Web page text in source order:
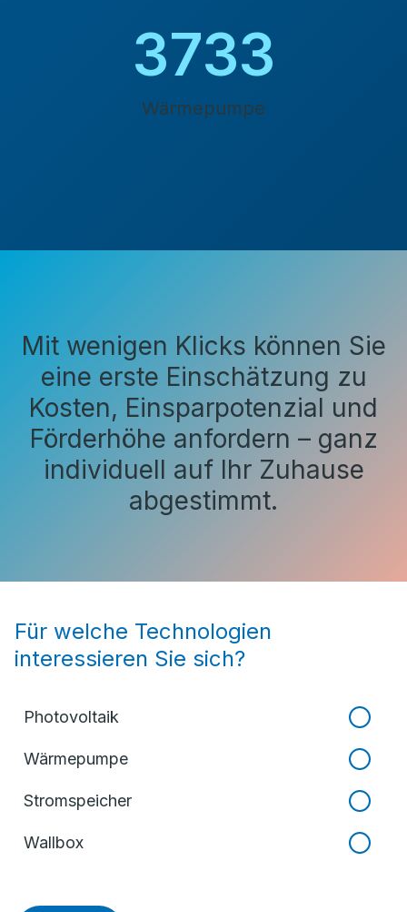
4200
Wärmepumpe
Mit wenigen Klicks können Sie
eine erste Einschätzung zu
Kosten, Einsparpotenzial und
Förderhöhe anfordern – ganz
individuell auf Ihr Zuhause
abgestimmt.
Für welche Technologien
interessieren Sie sich?
Photovoltaik
Wärmepumpe
Stromspeicher
Wallbox